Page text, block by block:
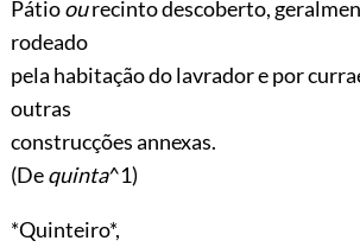
Pátioourecinto descoberto,
rodeado
pela habitação do lavrador e por
outras
construcções annexas.
(Dequinta^1)
*Quinteiro*,